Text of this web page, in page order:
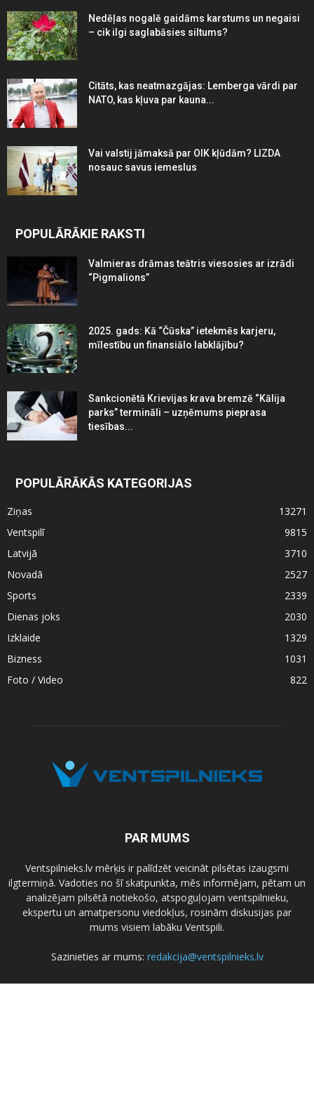
Nedēļas nogalē gaidāms karstums un negaisi
– cik ilgi saglabāsies siltums?
Citāts, kas neatmazgājas: Lemberga vārdi par
NATO, kas kļuva par kauna...
Vai valstij jāmaksā par OIK kļūdām? LIZDA
nosauc savus iemeslus
POPULĀRĀKIE RAKSTI
Valmieras drāmas teātris viesosies ar izrādi
“Pigmalions”
2025. gads: Kā “Čūska” ietekmēs karjeru,
mīlestību un finansiālo labklājību?
Sankcionētā Krievijas krava bremzē “Kālija
parks” termināli – uzņēmums pieprasa
tiesības...
POPULĀRĀKĀS KATEGORIJAS
Ziņas
13271
Ventspilī
9815
Latvijā
3710
Novadā
2527
Sports
2339
Dienas joks
2030
Izklaide
1329
Bizness
1031
Foto / Video
822
PAR MUMS
Ventspilnieks.lv mērķis ir palīdzēt veicināt pilsētas izaugsmi
ilgtermiņā. Vadoties no šī skatpunkta, mēs informējam, pētam un
analizējam pilsētā notiekošo, atspoguļojam ventspilnieku,
ekspertu un amatpersonu viedokļus, rosinām diskusijas par
mums visiem labāku Ventspili.
Sazinieties ar mums: redakcija@ventspilnieks.lv